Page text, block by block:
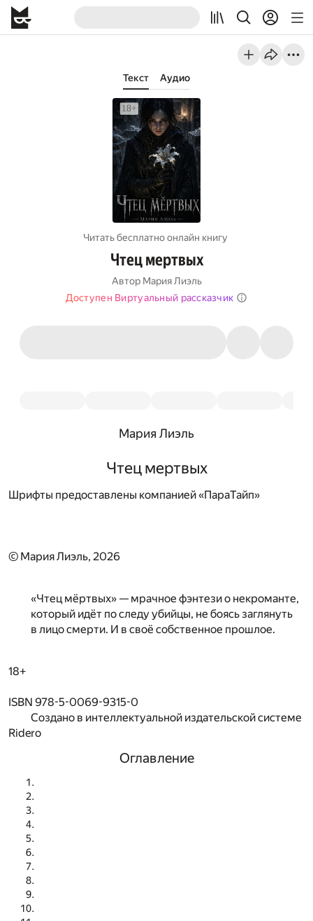
Текст Аудио
Читать бесплатно онлайн книгу
Чтец мертвых
Автор Мария Лиэль
Доступен Виртуальный рассказчик
Мария Лиэль
Чтец мертвых
Шрифты предоставлены компанией «ПараТайп»
© Мария Лиэль, 2026
«Чтец мёртвых» — мрачное фэнтези о некроманте,
который идёт по следу убийцы, не боясь заглянуть
в лицо смерти. И в своё собственное прошлое.
18+
ISBN 978-5-0069-9315-0
Создано в интеллектуальной издательской системе
Ridero
Оглавление